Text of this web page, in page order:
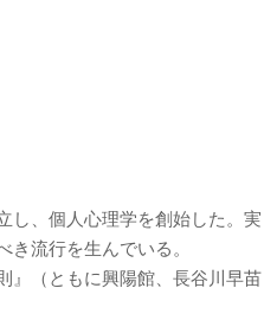
し、個人心理学を創始した。実
流行を生んでいる。
』（ともに興陽館、長谷川早苗